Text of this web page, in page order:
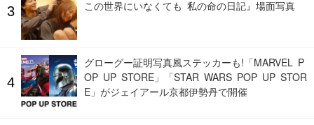
この世界にいなくても 私の命の日記』場面写真
グローグー証明写真風ステッカーも!「MARVEL P
OP UP STORE」「STAR WARS POP UP STOR
E」がジェイアール京都伊勢丹で開催